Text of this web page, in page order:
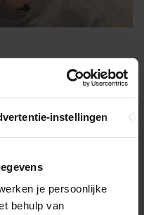
instellingen
je persoonlijke
behulp van
IN ‘GTST’:
ER ÉCHT